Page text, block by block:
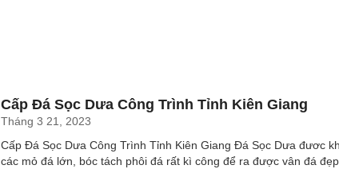
Cấp Đá Sọc Dưa Công Trình Tỉnh Kiên Giang
Tháng 3 21, 2023
Cấp Đá Sọc Dưa Công Trình Tỉnh Kiên Giang Đá Sọc Dưa đươc
các mỏ đá lớn, bóc tách phôi đá rất kì công để ra được vân đá